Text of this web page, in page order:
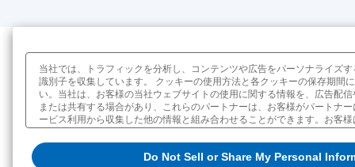
当社では、トラフィックを分析し、コンテンツや広告をパーソナライズ
識別子を収集しています。 クッキーの使用方法と各クッキーの保存期間
い。当社は、お客様の当社ウェブサイトの使用に関する情報を、広告配
または共有する場合があり、これらのパートナーは、お客様がパートナ
ービス利用から収集した他の情報と組み合わせることができます。お客
Not Sell or Share My Personal Information」 をクリックしてください。
Do Not Sell or Share My Personal